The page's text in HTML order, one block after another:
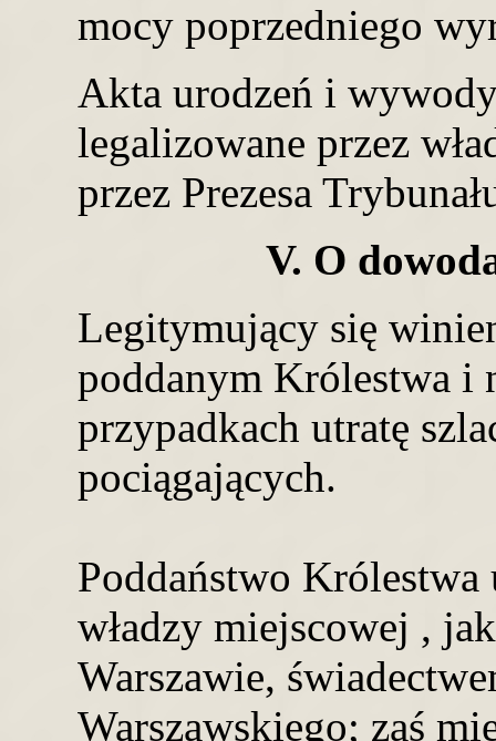
mocy poprzedniego
Akta urodzeń i
legalizowane przez
przez Prezesa
V. O
Legitymujący się
poddanym Królestwa i
przypadkach utratę
pociągających.
Poddaństwo
władzy miejscowej ,
Warszawie,
Warszawskiego; zaś